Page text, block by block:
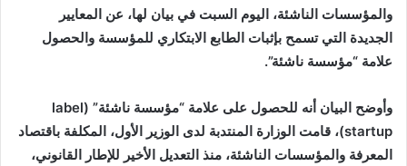
والمؤسسات الناشئة، اليوم السبت في بيان لها، عن المعايير
الجديدة التي تسمح بإثبات الطابع الابتكاري للمؤسسة والحصول
علامة “مؤسسة ناشئة”.
وأوضح البيان أنه للحصول على علامة “مؤسسة ناشئة” (label
startup)، قامت الوزارة المنتدبة لدى الوزير الأول، المكلفة باقتصاد
المعرفة والمؤسسات الناشئة، منذ التعديل الأخير للإطار القانوني،